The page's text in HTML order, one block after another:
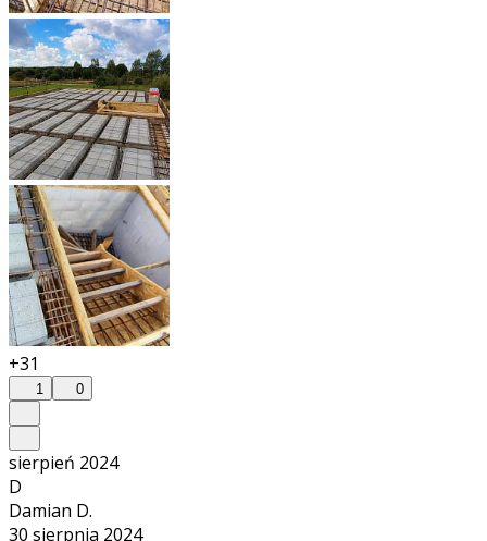
+31
1 0
sierpień 2024
D
Damian D.
30 sierpnia 2024